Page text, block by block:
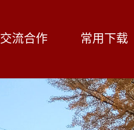
交流合作 常用下载